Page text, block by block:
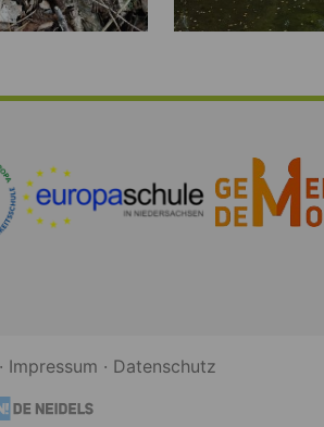
Impressum · Datenschutz